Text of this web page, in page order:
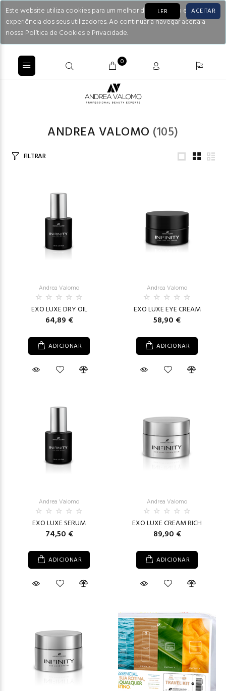
Este website utiliza cookies para um melhor desempenho e
experiência dos seus utilizadores. Ao continuar a navegar aceita a
nossa Política de Cookies e Privacidade.
LER ACEITAR
0
ANDREA VALOMO (105)
FILTRAR
Andrea Valomo
EXO LUXE DRY OIL
64,89 €
ADICIONAR
Andrea Valomo
EXO LUXE EYE CREAM
58,90 €
ADICIONAR
Andrea Valomo
EXO LUXE SERUM
74,50 €
ADICIONAR
Andrea Valomo
EXO LUXE CREAM RICH
89,90 €
ADICIONAR